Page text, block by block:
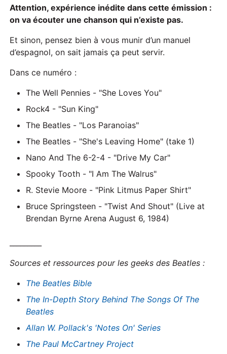
Attention, expérience inédite dans cette émission :
on va écouter une chanson qui n’existe pas.
Et sinon, pensez bien à vous munir d’un manuel
d’espagnol, on sait jamais ça peut servir.
Dans ce numéro :
The Well Pennies - "She Loves You"
Rock4 - "Sun King"
The Beatles - "Los Paranoias"
The Beatles - "She's Leaving Home" (take 1)
Nano And The 6-2-4 - "Drive My Car"
Spooky Tooth - "I Am The Walrus"
R. Stevie Moore - "Pink Litmus Paper Shirt"
Bruce Springsteen - "Twist And Shout" (Live at
Brendan Byrne Arena August 6, 1984)
Sources et ressources pour les geeks des Beatles :
The Beatles Bible
The In-Depth Story Behind The Songs Of The
Beatles
Allan W. Pollack's 'Notes On' Series
The Paul McCartney Project